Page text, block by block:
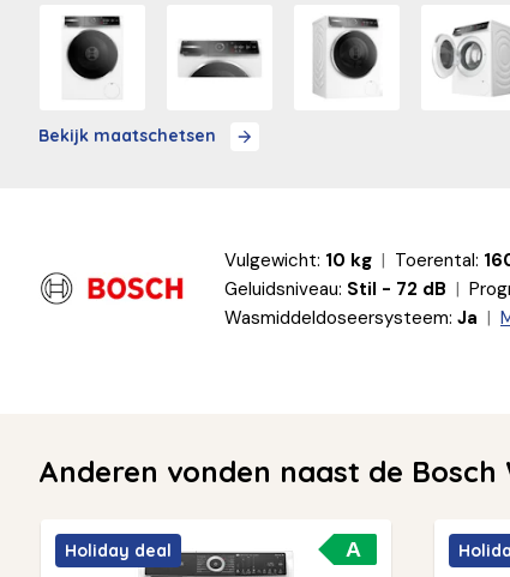
Bekijk maatschetsen
Vulgewicht: 10 kg Toerental:
Geluidsniveau: Stil - 72 dB
Wasmiddeldoseersysteem: Ja
Anderen vonden naast de Bosch
A
Holiday deal